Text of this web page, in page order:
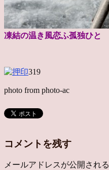
凍結の温き風恋ふ孤独ひと
319
photo from photo-ac
コメントを残す
メールアドレスが公開され